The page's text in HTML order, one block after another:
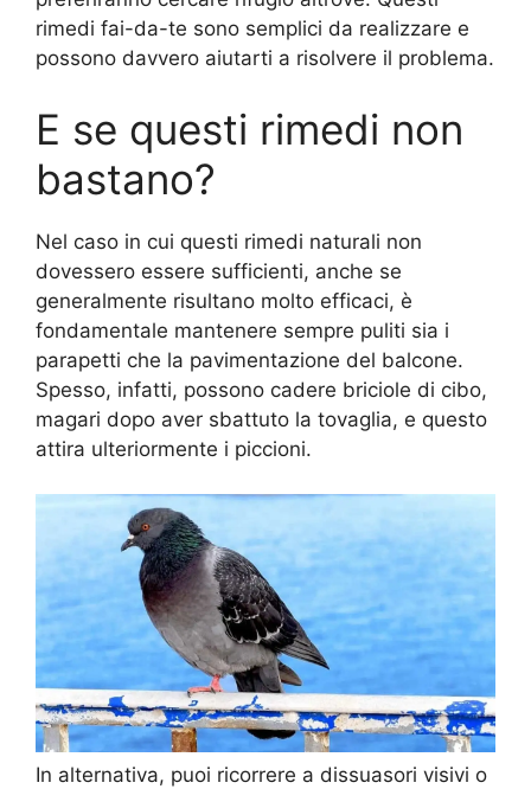
rimedi fai-da-te sono semplici da realizzare e
possono davvero aiutarti a risolvere il problema.
E se questi rimedi non
bastano?
Nel caso in cui questi rimedi naturali non
dovessero essere sufficienti, anche se
generalmente risultano molto efficaci, è
fondamentale mantenere sempre puliti sia i
parapetti che la pavimentazione del balcone.
Spesso, infatti, possono cadere briciole di cibo,
magari dopo aver sbattuto la tovaglia, e questo
attira ulteriormente i piccioni.
In alternativa, puoi ricorrere a dissuasori visivi o